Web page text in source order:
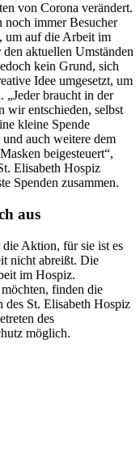
von Corona verändert.
immer Besucher
um auf die Arbeit im
aktuellen Umständen
kein Grund, sich
Idee umgesetzt, um
„Jeder braucht in der
wir entschieden, selbst
kleine Spende
auch weitere dem
beigesteuert“,
Elisabeth Hospiz
Spenden zusammen.
aus
Aktion, für sie ist es
nicht abreißt. Die
im Hospiz.
finden die
des St. Elisabeth Hospiz
des
möglich.